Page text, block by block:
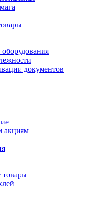
документов
акциям
товары